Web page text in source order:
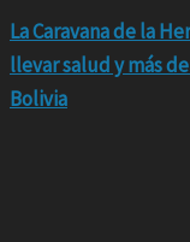
La Caravana de la
llevar salud y más
Bolivia